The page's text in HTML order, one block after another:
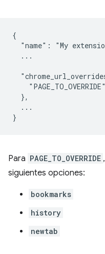
{
"name": "My
  ...
  },
  ...
Para PAGE_TO_OVERRIDE
siguientes opciones:
bookmarks
history
newtab